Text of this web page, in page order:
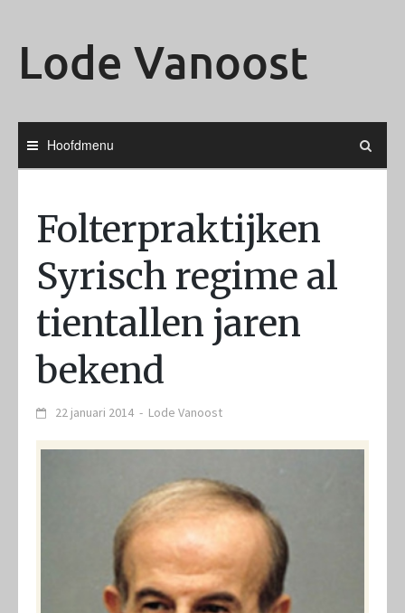
Lode Vanoost
Hoofdmenu
Folterpraktijken
Syrisch regime al
tientallen jaren
bekend
22 januari 2014 - Lode Vanoost